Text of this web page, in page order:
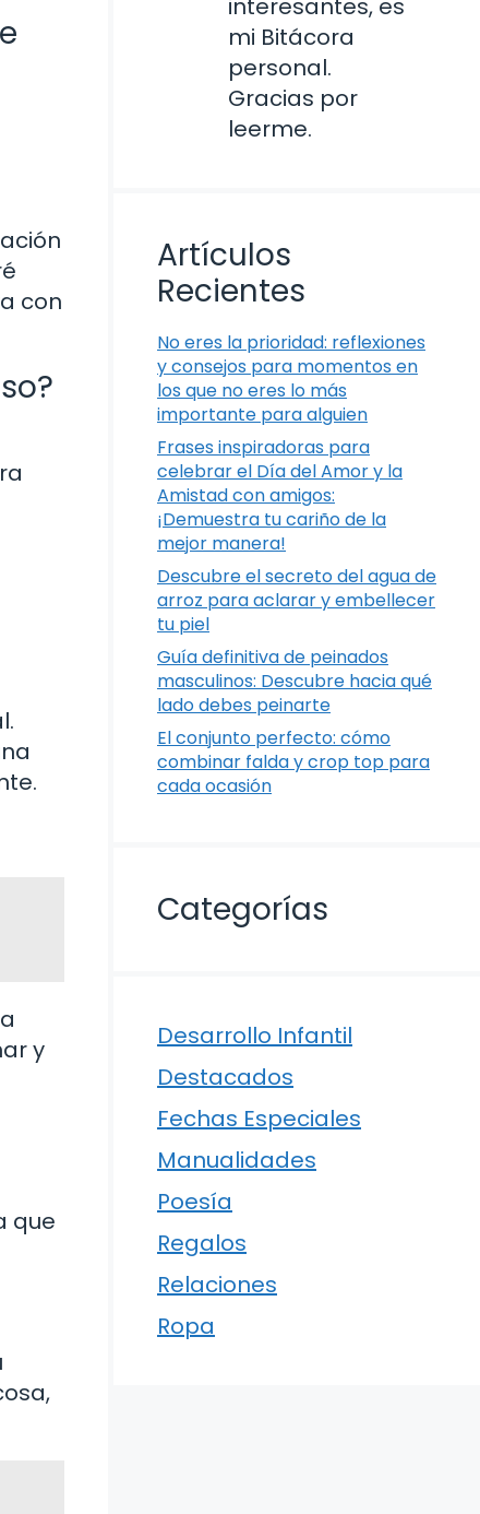
con
y
que
interesantes, es
mi Bitácora
personal.
Gracias por
leerme.
Artículos
Recientes
No eres la prioridad: reflexiones
y consejos para momentos en
los que no eres lo más
importante para alguien
Frases inspiradoras para
celebrar el Día del Amor y la
Amistad con amigos:
¡Demuestra tu cariño de la
mejor manera!
Descubre el secreto del agua de
arroz para aclarar y embellecer
tu piel
Guía definitiva de peinados
masculinos: Descubre hacia qué
lado debes peinarte
El conjunto perfecto: cómo
combinar falda y crop top para
cada ocasión
Categorías
Desarrollo Infantil
Destacados
Fechas Especiales
Manualidades
Poesía
Regalos
Relaciones
Ropa